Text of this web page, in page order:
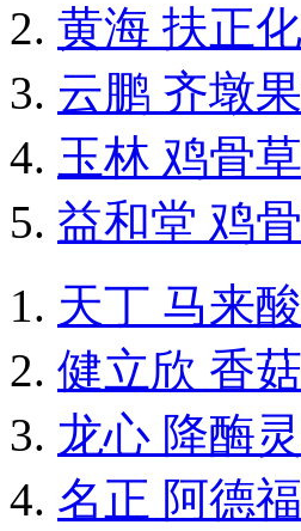
黄海 扶正
云鹏 齐墩
玉林 鸡骨
益和堂 鸡
天丁 马来
健立欣 香
龙心 降酶
名正 阿德